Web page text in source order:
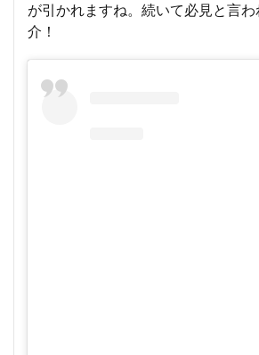
が引かれますね。続いて必見と言
介！